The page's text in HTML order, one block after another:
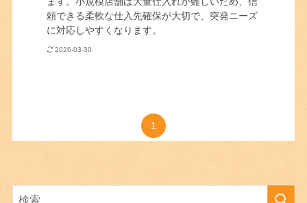
頼できる柔軟な仕入先確保が大切で、突発ニーズ
に対応しやすくなります。
2026-03-30
1